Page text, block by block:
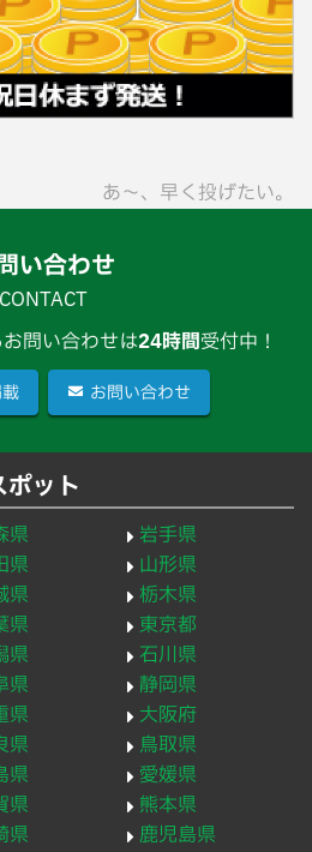
あ〜、早く投げたい。
い合わせ
CONTACT
問い合わせは24時間受付中！
お問い合わせ
ット
県
岩手県
県
山形県
県
栃木県
県
東京都
県
石川県
県
静岡県
県
大阪府
県
鳥取県
県
愛媛県
県
熊本県
県
鹿児島県